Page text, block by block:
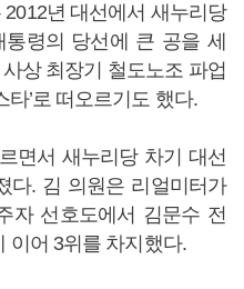
년 대선에서 새누리당
령의 당선에 큰 공을 세
상 최장기 철도노조 파업
타’로 떠오르기도 했다.
면서 새누리당 차기 대선
다. 김 의원은 리얼미터가
자 선호도에서 김문수 전
이어 3위를 차지했다.